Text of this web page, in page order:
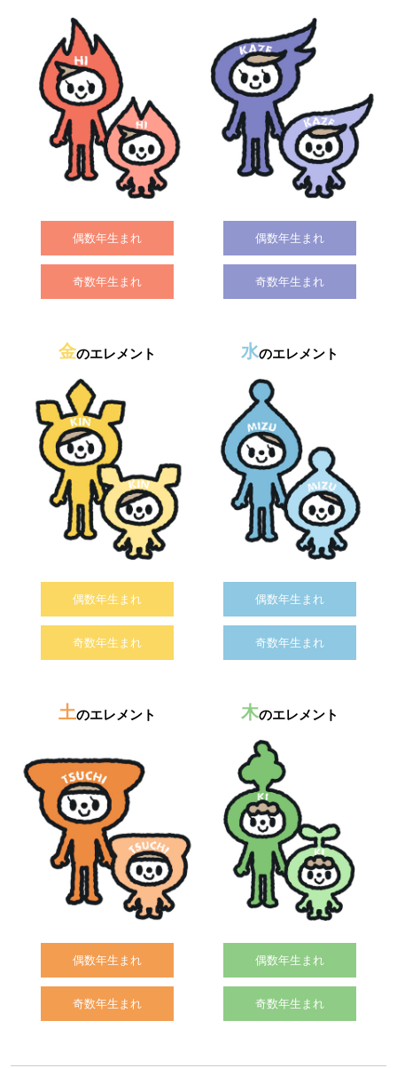
偶数年生まれ
奇数年生まれ
偶数年生まれ
奇数年生まれ
金のエレメント
偶数年生まれ
奇数年生まれ
水のエレメント
偶数年生まれ
奇数年生まれ
土のエレメント
偶数年生まれ
奇数年生まれ
木のエレメント
偶数年生まれ
奇数年生まれ